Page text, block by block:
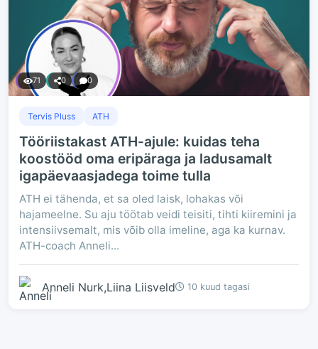
71 0 0
Tervis Pluss ATH
Tööriistakast ATH-ajule: kuidas teha
koostööd oma eripäraga ja ladusamalt
igapäevaasjadega toime tulla
ATH ei tähenda, et sa oled laisk, lohakas või
hajameelne. Su aju töötab veidi teisiti, tihti kiiremini ja
intensiivsemalt, mis võib olla imeline, aga ka kurnav.
ATH-coach Anneli...
Anneli Nurk,Liina Liisveld 10 kuud tagasi